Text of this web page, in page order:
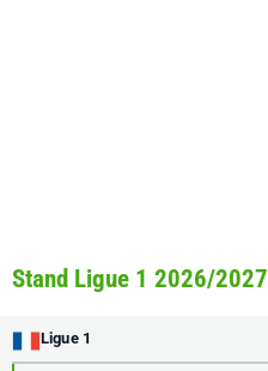
Stand Ligue 1 2026/2027
Ligue 1